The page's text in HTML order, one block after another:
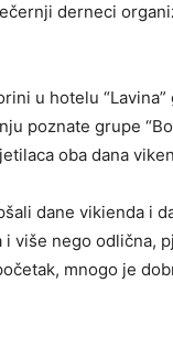
derneci
u hotelu
poznate grupe
oba dana
dane vikienda i
više nego odlična,
mnogo je